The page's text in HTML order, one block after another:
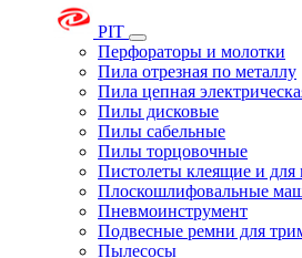
PIT
Перфораторы и молотки
Пила отрезная по металлу
Пила цепная
Пилы дисковые
Пилы сабельные
Пилы торцовочные
Пистолеты клеящие и
Плоскошлифовальные
Пневмоинструмент
Подвесные ремни для
Пылесосы